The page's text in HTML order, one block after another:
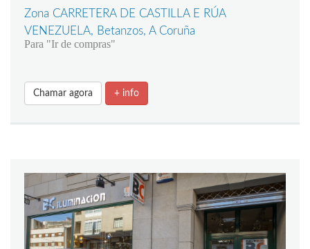
Zona CARRETERA DE CASTILLA E RÚA
VENEZUELA, Betanzos, A Coruña
Para "Ir de compras"
Chamar agora + info